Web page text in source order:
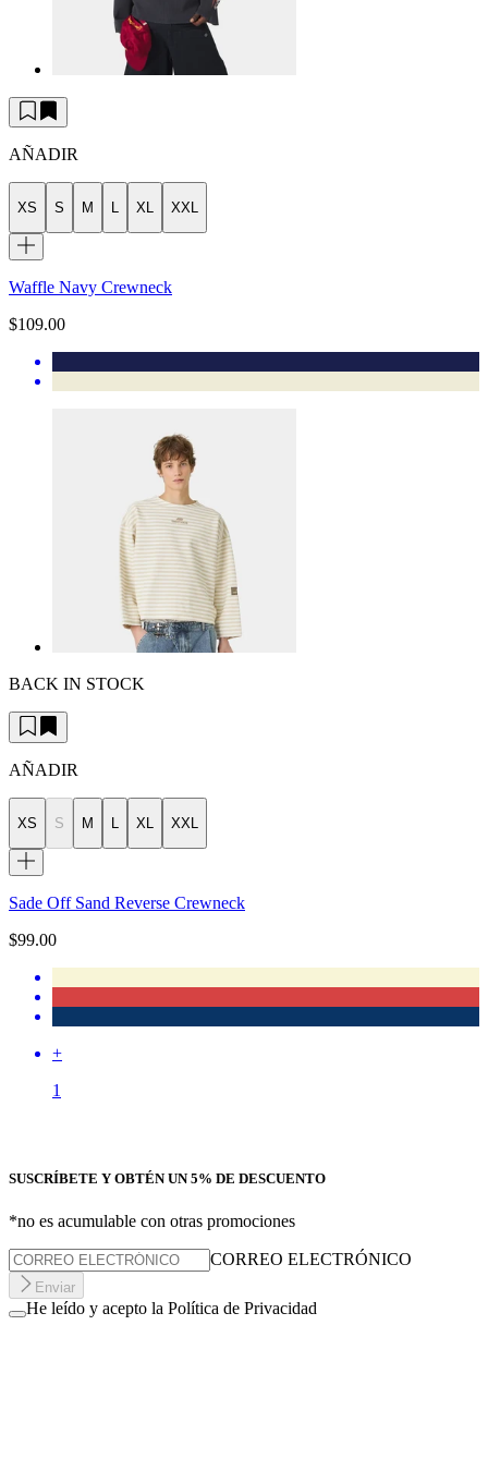
AÑADIR
XS S M L XL XXL
Waffle Navy Crewneck
$109.00
BACK IN STOCK
AÑADIR
XS S M XL XXL
Sade Off Sand Reverse Crewneck
$99.00
+
1
SUSCRÍBETE Y OBTÉN UN 5% DE DESCUENTO
*no es acumulable con otras promociones
CORREO ELECTRÓNICO
Enviar
He leído y acepto la Política de Privacidad